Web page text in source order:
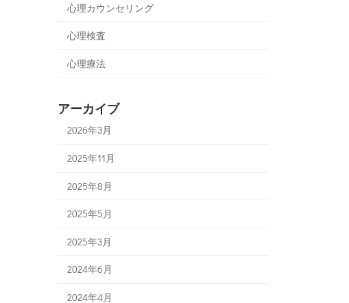
心理カウンセリング
心理検査
心理療法
アーカイブ
2026年3月
2025年11月
2025年8月
2025年5月
2025年3月
2024年6月
2024年4月